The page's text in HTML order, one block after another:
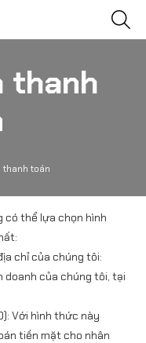
thanh
thanh toán
có thể lựa chọn hình
chỉ của chúng tôi:
doanh của chúng tôi, tại
Với hình thức này
tiền mặt cho nhân